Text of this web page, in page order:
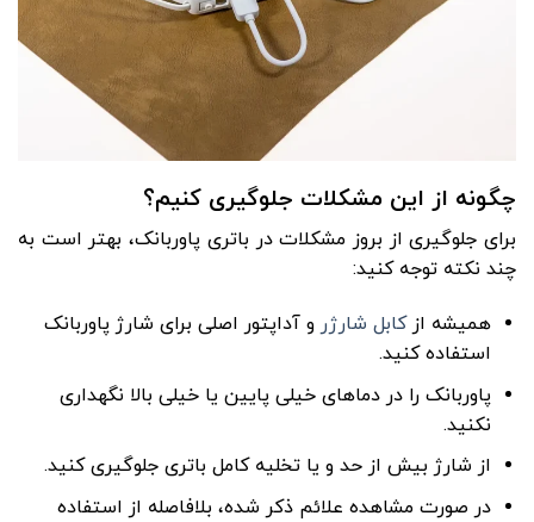
چگونه از این مشکلات جلوگیری کنیم؟
برای جلوگیری از بروز مشکلات در باتری پاوربانک، بهتر است به
چند نکته توجه کنید:
همیشه ازکابل شارژر و آداپتور اصلی برای شارژ پاوربانک
استفاده کنید.
پاوربانک را در دماهای خیلی پایین یا خیلی بالا نگهداری
نکنید.
از شارژ بیش از حد و یا تخلیه کامل باتری جلوگیری کنید.
در صورت مشاهده علائم ذکر شده، بلافاصله از استفاده